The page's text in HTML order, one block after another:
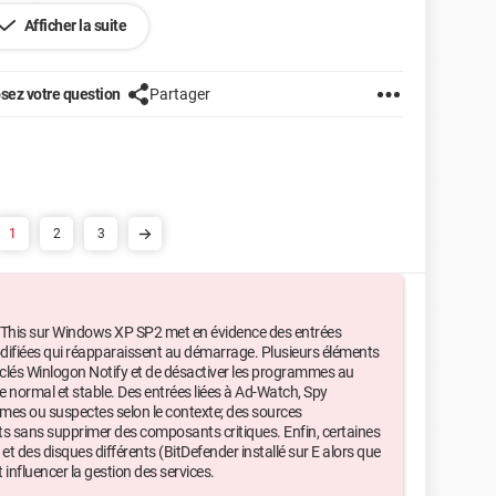
C alors que le programme se trouse sur E, est
Communicator\xcommsvr.exe
Afficher la suite
votre question Partager
1 2 3
sur Windows XP SP2 met en évidence des entrées
qui réapparaissent au démarrage. Plusieurs éléments
Winlogon Notify et de désactiver les programmes au
et stable. Des entrées liées à Ad-Watch, Spy
ou suspectes selon le contexte; des sources
sans supprimer des composants critiques. Enfin, certaines
des disques différents (BitDefender installé sur E alors que
la gestion des services.